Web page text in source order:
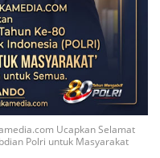
Ucapkan Selamat
Polri untuk Masyarakat